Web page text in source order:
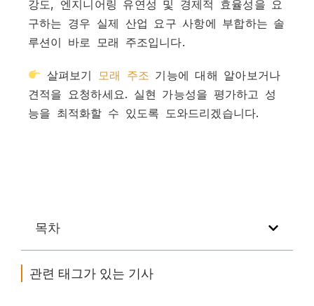
강도, 엔지니어링 유연성 및 경제적 효율성을 요
구하는 경우 실제 산업 요구 사항에 부합하는 솔
루션이 바로 모래 주조입니다.
살펴보기 모래 주조 기능에 대해 알아보거나
견적을 요청하세요. 실현 가능성을 평가하고 성
능을 최적화할 수 있도록 도와드리겠습니다.
목차
관련 태그가 있는 기사